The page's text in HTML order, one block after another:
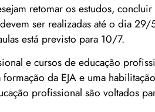
retomar os estudos,
ser realizadas até o dia
está previsto para 10/7.
e cursos de educação
da EJA e uma
profissional são voltados